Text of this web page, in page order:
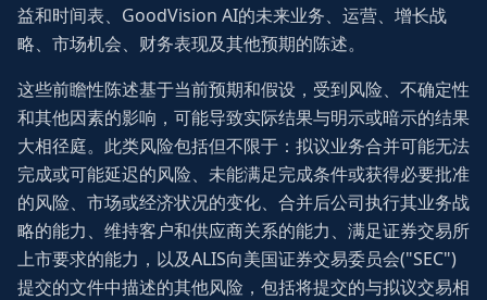
益和时间表、GoodVision AI的未来业务、运营、增长战
略、市场机会、财务表现及其他预期的陈述。
这些前瞻性陈述基于当前预期和假设，受到风险、不确定性
和其他因素的影响，可能导致实际结果与明示或暗示的结果
大相径庭。此类风险包括但不限于：拟议业务合并可能无法
完成或可能延迟的风险、未能满足完成条件或获得必要批准
的风险、市场或经济状况的变化、合并后公司执行其业务战
略的能力、维持客户和供应商关系的能力、满足证券交易所
上市要求的能力，以及ALIS向美国证券交易委员会("SEC")
提交的文件中描述的其他风险，包括将提交的与拟议交易相